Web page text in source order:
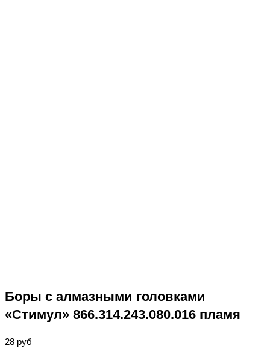
Боры с алмазными головками
«Стимул» 866.314.243.080.016 пламя
28 руб